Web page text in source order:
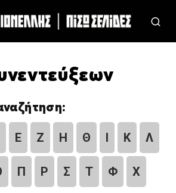
Ε Ζ Η Θ Ι Κ Λ
Π Ρ Σ Τ Φ Χ